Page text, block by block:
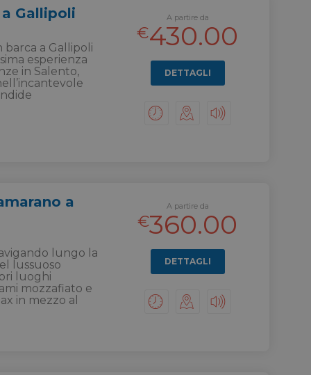
Gallipoli
barca a Gallipoli
esperienza
in Salento,
A partire da
€430.00
DETTAGLI
a
lungo la
lussuoso
luoghi
mozzafiato e
in mezzo al
A partire da
€360.00
DETTAGLI